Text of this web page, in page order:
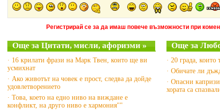
Регистрирай се за да имаш повече възможности при
Още за Цитати, мисли, афоризми »
· 16 крилати фрази на Марк Твен, които ще ви
усмихнат
· Ако животът на човек е прост, следва да дойде
удовлетворението
· Това, което на едно ниво на виждане е
конфликт, на друго ниво е хармония""
Още за
· 20 града, които
· Обичате ли
· Опасни
хората са